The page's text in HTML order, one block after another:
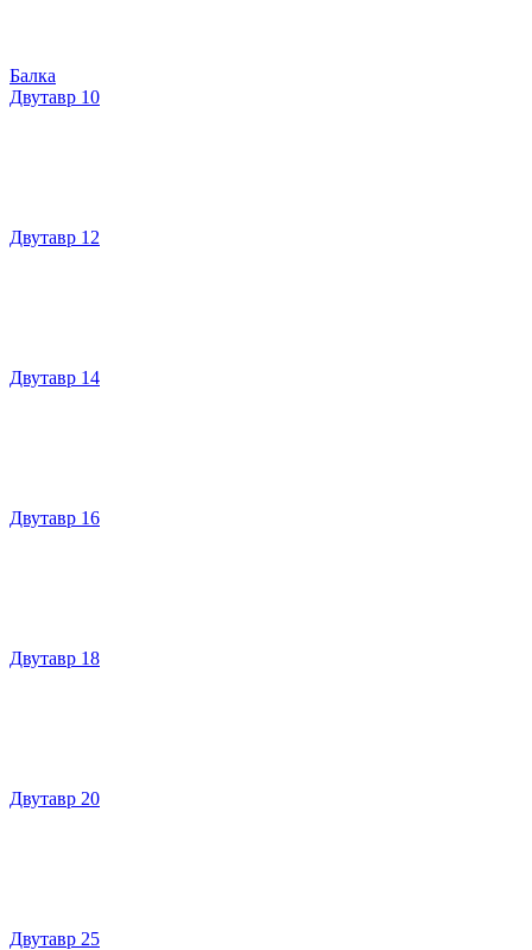
Балка
Двутавр 10
Двутавр 12
Двутавр 14
Двутавр 16
Двутавр 18
Двутавр 20
Двутавр 25